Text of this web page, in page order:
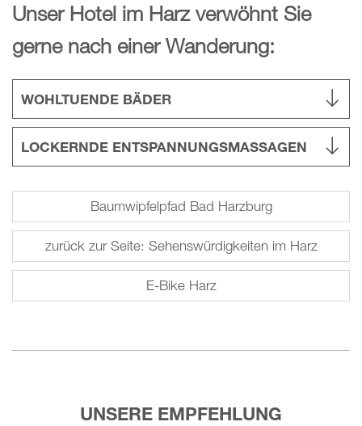
Unser Hotel im Harz verwöhnt Sie
gerne nach einer Wanderung:
WOHLTUENDE BÄDER
LOCKERNDE ENTSPANNUNGSMASSAGEN
Baumwipfelpfad Bad Harzburg
zurück zur Seite: Sehenswürdigkeiten im Harz
E-Bike Harz
UNSERE EMPFEHLUNG